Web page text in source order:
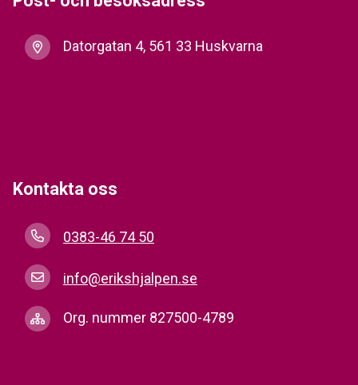
Datorgatan 4, 561 33 Huskvarna
Kontakta oss
0383-46 74 50
info@erikshjalpen.se
Org. nummer 827500-4789